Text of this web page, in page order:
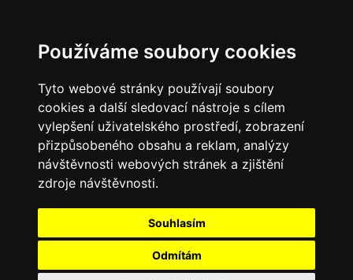
Používáme soubory cookies
Tyto webové stránky používají soubory
cookies a další sledovací nástroje s cílem
vylepšení uživatelského prostředí, zobrazení
přizpůsobeného obsahu a reklam, analýzy
návštěvnosti webových stránek a zjištění
zdroje návštěvnosti.
Souhlasím
Odmítám